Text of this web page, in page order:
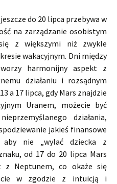
do 20 lipca przebywa w
na zarządzanie osobistym
z większymi niż zwykle
wakacyjnym. Dni między
harmonijny aspekt z
działaniu i rozsądnym
a 17 lipca, gdy Mars znajdzie
Uranem, możecie być
działania,
jakieś finansowe
aby nie „wylać dziecka z
od 17 do 20 lipca Mars
z Neptunem, co okaże się
w zgodzie z intuicją i